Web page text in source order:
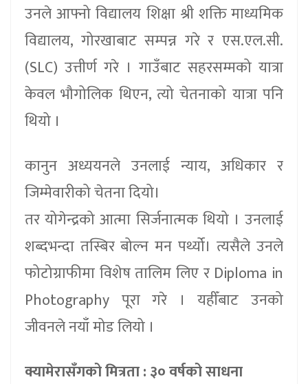
उनले आफ्नो विद्यालय शिक्षा श्री शक्ति माध्यमिक
विद्यालय, गोरखाबाट सम्पन्न गरे र एस.एल.सी.
(SLC) उत्तीर्ण गरे । गाउँबाट सहरसम्मको यात्रा
केवल भौगोलिक थिएन, त्यो चेतनाको यात्रा पनि
थियो ।
कानुन अध्ययनले उनलाई न्याय, अधिकार र
जिम्मेवारीको चेतना दियो।
तर योगेन्द्रको आत्मा सिर्जनात्मक थियो । उनलाई
शब्दभन्दा तस्बिर बोल्न मन पर्थ्यो। त्यसैले उनले
फोटोग्राफीमा विशेष तालिम लिए र Diploma in
Photography पूरा गरे । यहीँबाट उनको
जीवनले नयाँ मोड लियो ।
क्यामेरासँगको मित्रता : ३० वर्षको साधना